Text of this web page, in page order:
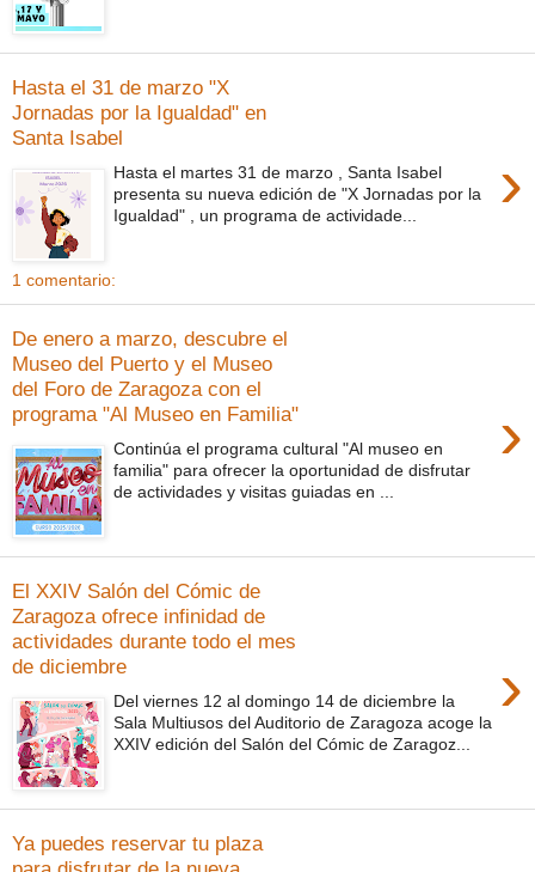
Hasta el 31 de marzo "X
Jornadas por la Igualdad" en
Santa Isabel
›
Hasta el martes 31 de marzo , Santa Isabel
presenta su nueva edición de "X Jornadas por la
Igualdad" , un programa de actividade...
1 comentario:
De enero a marzo, descubre el
Museo del Puerto y el Museo
del Foro de Zaragoza con el
programa "Al Museo en Familia"
›
Continúa el programa cultural "Al museo en
familia" para ofrecer la oportunidad de disfrutar
de actividades y visitas guiadas en ...
El XXIV Salón del Cómic de
Zaragoza ofrece infinidad de
actividades durante todo el mes
de diciembre
›
Del viernes 12 al domingo 14 de diciembre la
Sala Multiusos del Auditorio de Zaragoza acoge la
XXIV edición del Salón del Cómic de Zaragoz...
Ya puedes reservar tu plaza